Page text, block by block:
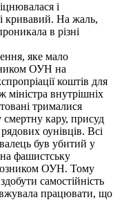
і
і кривавий. На жаль,
в різні
яке мало
ОУН на
коштів для
міністра внутрішніх
трималися
кару, присуд
оунівців. Всі
був убитий у
фашистську
ОУН. Тому
самостійність
працювати, що